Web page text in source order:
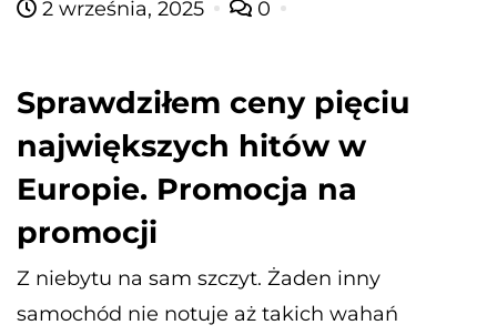
2 września, 2025 0
Sprawdziłem ceny pięciu
największych hitów w
Europie. Promocja na
promocji
Z niebytu na sam szczyt. Żaden inny
samochód nie notuje aż takich wahań